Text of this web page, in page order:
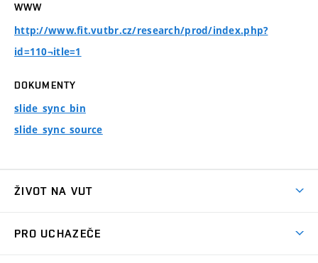
WWW
http://www.fit.vutbr.cz/research/prod/index.php?
id=110¬itle=1
DOKUMENTY
slide_sync_bin
slide_sync_source
ŽIVOT NA VUT
PRO UCHAZEČE